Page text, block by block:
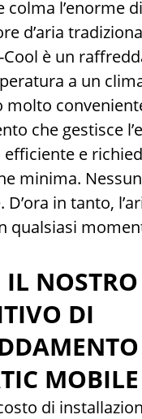
colma l’enorme
d’aria
Cool è un
a un
molto
che gestisce
e
minima.
in tanto,
qualsiasi
IL NOSTRO
DI
MOBILE
di